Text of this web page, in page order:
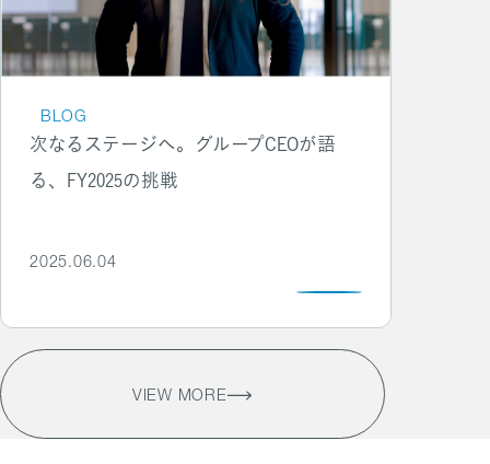
BLOG
次なるステージへ。グループCEOが語
る、FY2025の挑戦
2025.06.04
VIEW MORE